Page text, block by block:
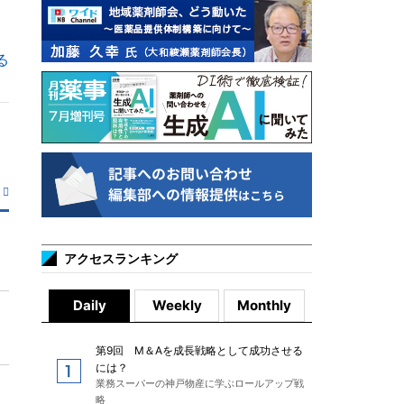
アクセスランキング
Daily Weekly Monthly
第9回 M＆Aを成長戦略として成功させる
には？
業務スーパーの神戸物産に学ぶロールアップ戦
略